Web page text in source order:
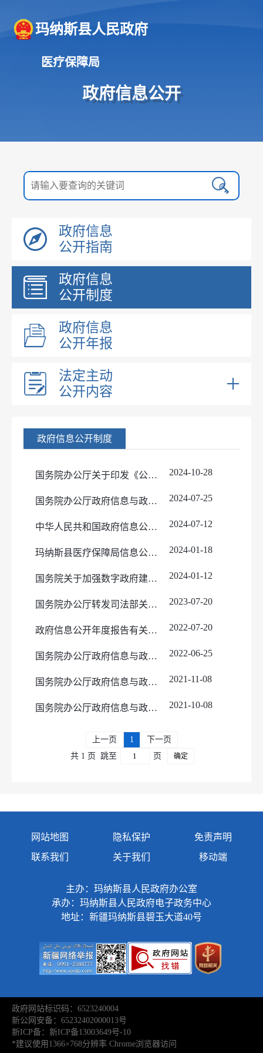
玛纳斯县人民政府
医疗保障局
政府信息公开
政府信息
公开指南
政府信息
公开制度
政府信息
公开年报
法定主动
公开内容
部门职能
内设机构
文件
法治政府报告
政府信息公开制度
国务院办公厅关于印发《公共企事业单位信息公开规定制定办法》的通知 2024-10-28
国务院办公厅政府信息与政务公开办公室关于政府信息公开处理决定送达问题的解释 2024-07-25
中华人民共和国政府信息公开条例 2024-07-12
玛纳斯县医疗保障局信息公开制度 2024-01-18
国务院关于加强数字政府建设的指导意见 2024-01-12
国务院办公厅转发司法部关于审理政府信息公开行政复议案件若干问题指导意见的通知 2023-07-20
政府信息公开年度报告有关项目填报问题的解释 2022-07-20
国务院办公厅政府信息与政务公开办公室关于政府信息公开期限有关问题的解释 2022-06-25
国务院办公厅政府信息与政务公开办公室关于做好规章集中公开并动态更新工作的通知 2021-11-08
国务院办公厅政府信息与政务公开办公室 关于印发《中华人民共和国政府信息公开工作年度报告格式》的通知 2021-10-08
上一页 1
下一页
共 1 页
跳至 页 确定
网站地图 隐私保护
免责声明
联系我们
关于我们 移动端
主办：玛纳斯县人民政府办公室
承办：玛纳斯县人民政府电子政务中心
地址：新疆玛纳斯县碧玉大道40号
政府网站标识码：6523240004
新公网安备：65232402000013号
新ICP备：新ICP备13003649号-10
*建议使用1366×768分辨率 Chrome浏览器访问